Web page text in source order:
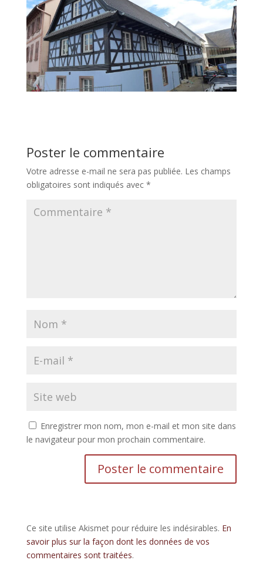
Poster le commentaire
Votre adresse e-mail ne sera pas publiée. Les champs
obligatoires sont indiqués avec *
Enregistrer mon nom, mon e-mail et mon site dans
le navigateur pour mon prochain commentaire.
Ce site utilise Akismet pour réduire les indésirables. En
savoir plus sur la façon dont les données de vos
commentaires sont traitées.